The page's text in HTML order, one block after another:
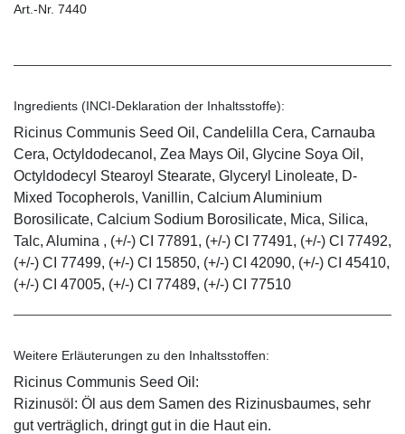
Art.-Nr. 7440
Ingredients (INCI-Deklaration der Inhaltsstoffe):
Ricinus Communis Seed Oil, Candelilla Cera, Carnauba
Cera, Octyldodecanol, Zea Mays Oil, Glycine Soya Oil,
Octyldodecyl Stearoyl Stearate, Glyceryl Linoleate, D-
Mixed Tocopherols, Vanillin, Calcium Aluminium
Borosilicate, Calcium Sodium Borosilicate, Mica, Silica,
Talc, Alumina , (+/-) CI 77891, (+/-) CI 77491, (+/-) CI 77492,
(+/-) CI 77499, (+/-) CI 15850, (+/-) CI 42090, (+/-) CI 45410,
(+/-) CI 47005, (+/-) CI 77489, (+/-) CI 77510
Weitere Erläuterungen zu den Inhaltsstoffen:
Ricinus Communis Seed Oil:
Rizinusöl: Öl aus dem Samen des Rizinusbaumes, sehr
gut verträglich, dringt gut in die Haut ein.